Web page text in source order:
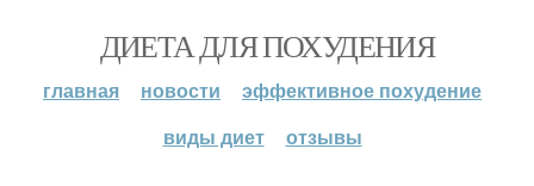
ДИЕТА ДЛЯ ПОХУДЕНИЯ
главная новости
эффективное похудение
виды диет
отзывы